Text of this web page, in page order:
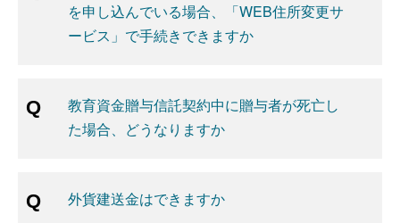
を申し込んでいる場合、「WEB住所変更サ
ービス」で手続きできますか
教育資金贈与信託契約中に贈与者が死亡し
た場合、どうなりますか
外貨建送金はできますか